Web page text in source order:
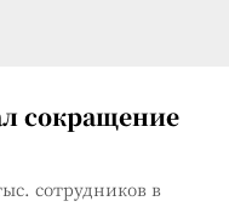
сокращение
сотрудников в